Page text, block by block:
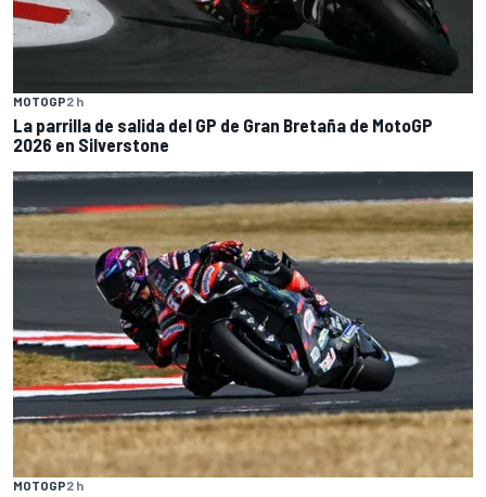
MOTOGP2 h
La parrilla de salida del GP de Gran Bretaña de MotoGP
2026 en Silverstone
MOTOGP2 h